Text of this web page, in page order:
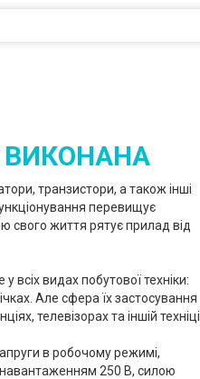
ВИКОНАНА
транзистори, а також інші
перевищує
свого життя рятує прилад від
видах побутової техніки:
Але сфера їх застосування
телевізорах та іншій техніці.
в робочому режимі,
250 В, силою